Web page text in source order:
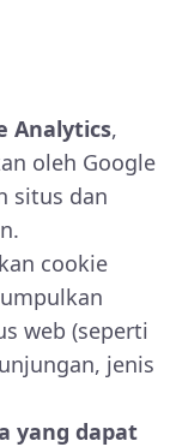
Analytics,
oleh Google
situs dan
cookie
web (seperti
jenis
yang dapat